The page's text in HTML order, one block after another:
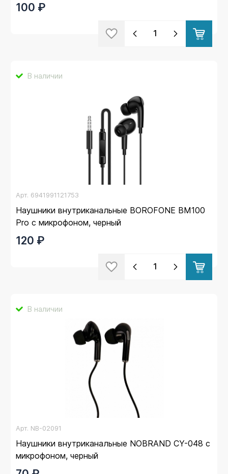
100 ₽
В наличии
Арт. 6941991121753
Наушники внутриканальные BOROFONE BM100
Pro с микрофоном, черный
120 ₽
В наличии
Арт. NB-02091
Наушники внутриканальные NOBRAND CY-048 с
микрофоном, черный